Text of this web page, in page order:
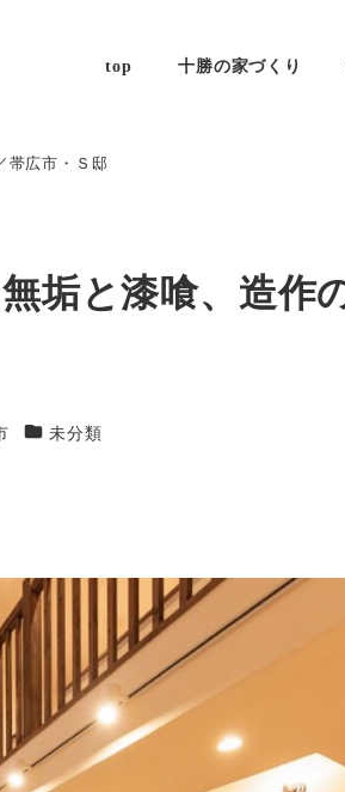
top 十勝の家づくり
帯広市・Ｓ邸
垢と漆喰、造作
カテゴリー
未分類